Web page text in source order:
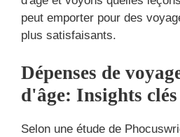
peut emporter pour des
plus satisfaisants.
Dépenses de
d'âge: Insights clés
Selon une étude de